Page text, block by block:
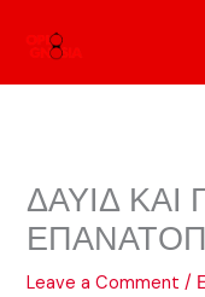
ΔΑΥΙΔ ΚΑΙ
Leave a Comment /